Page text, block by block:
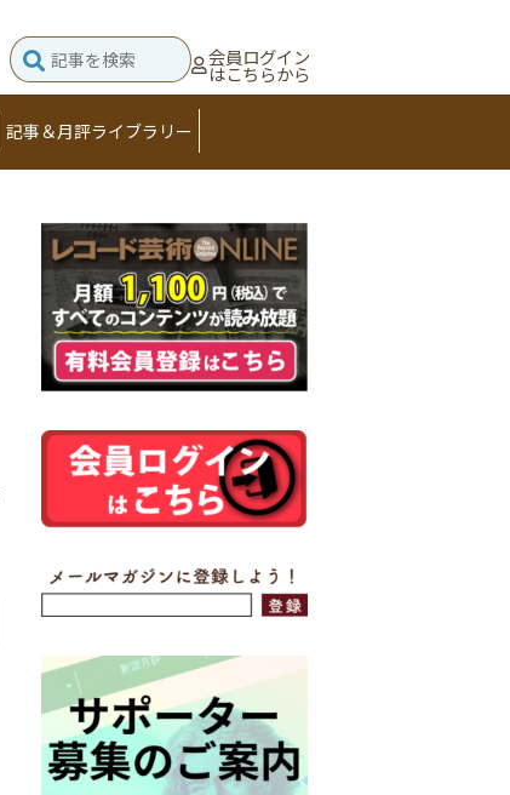
会員ログイン
はこちらから
記事＆月評ライブラリー